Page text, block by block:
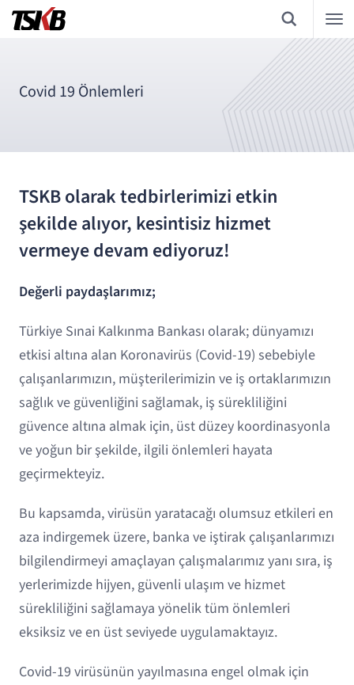
Covid 19 Önlemleri
TSKB olarak tedbirlerimizi etkin
şekilde alıyor, kesintisiz hizmet
vermeye devam ediyoruz!
Değerli paydaşlarımız;
Türkiye Sınai Kalkınma Bankası olarak; dünyamızı
etkisi altına alan Koronavirüs (Covid-19) sebebiyle
çalışanlarımızın, müşterilerimizin ve iş ortaklarımızın
sağlık ve güvenliğini sağlamak, iş sürekliliğini
güvence altına almak için, üst düzey koordinasyonla
ve yoğun bir şekilde, ilgili önlemleri hayata
geçirmekteyiz.
Bu kapsamda, virüsün yaratacağı olumsuz etkileri en
aza indirgemek üzere, banka ve iştirak çalışanlarımızı
bilgilendirmeyi amaçlayan çalışmalarımız yanı sıra, iş
yerlerimizde hijyen, güvenli ulaşım ve hizmet
sürekliliğini sağlamaya yönelik tüm önlemleri
eksiksiz ve en üst seviyede uygulamaktayız.
Covid-19 virüsünün yayılmasına engel olmak için